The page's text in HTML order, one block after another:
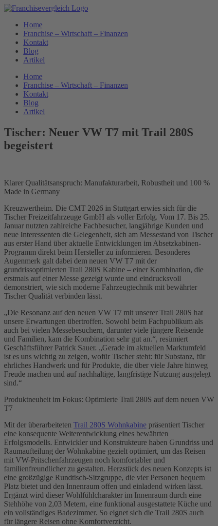
Zum
springenHome
Franchise – Wirtschaft – Finanzen
Kontakt
Blog
Artikel
Home
Franchise – Wirtschaft – Finanzen
Kontakt
Blog
Artikel
Tischer: Neuer VW T7 mit Trail 280S
begeistert
Klarer Qualitätsanspruch: Manufakturarbeit, Robustheit und 100 %
Made in Germany
Kreuzwertheim. Die CMT 2026 in Stuttgart erwies sich für die
Tischer Freizeitfahrzeuge GmbH als voller Erfolg. Vom 17. Bis 25.
Januar nutzten zahlreiche Fachbesucher, langjährige Kunden und
neue Interessenten die Gelegenheit, sich am Messestand von Tischer
aus erster Hand über aktuelle Entwicklungen im Absetzkabinen-
Programm direkt beim Hersteller zu informieren. Besonderes
Augenmerk galt dabei dem neuen VW T7 mit der
grundrissoptimierten Trail 280S Kabine – einer Kombination, die
erstmals auf einer Messe gezeigt wurde und eindrucksvoll
demonstriert, wie sich moderne Fahrzeugtechnik mit bewährter
Tischer Qualität verbinden lässt.
„Die Resonanz auf den neuen VW T7 mit unserer Trail 280S hat
unsere Erwartungen übertroffen. Sowohl beim Fachpublikum als
auch bei vielen Messebesuchern, darunter viele jüngere Reisende
und Familien, kam die Kombination sehr gut an.“, resümiert
Geschäftsführer Patrick Sauer. „Gerade im aktuellen Marktumfeld
ist es uns wichtig zu zeigen, wofür Tischer steht: für Substanz, für
ehrliches Handwerk und für Produkte, die über viele Jahre hinweg
Freude machen und auf nachhaltige, langfristige Nutzung ausgelegt
sind.“
Produktneuheit im Fokus: Optimierte Trail 280S auf dem neuen VW
T7
Mit der überarbeiteten Trail 280S Wohnkabine präsentiert Tischer
eine konsequente Weiterentwicklung eines bewährten
Erfolgsmodells. Entwickler und Konstrukteure haben Grundriss und
Raumaufteilung der Wohnkabine gezielt optimiert, um das Reisen
mit VW-Pritschenfahrzeugen noch komfortabler und
familienfreundlicher zu gestalten. Herzstück des neuen Konzepts ist
eine großzügige Rundtisch-Sitzgruppe, die vier Personen bequem
Platz bietet und den Innenraum offen und einladend wirken lässt.
Ergänzt wird dieser Wohlfühlcharakter im Innenraum durch eine
Stehhöhe von 2,03 Metern, eine funktional ausgestattete Küche und
ein vollständiges Badezimmer. So eignet sich die Trail 280S auch
für längere Reisen ohne Komfortverzicht.